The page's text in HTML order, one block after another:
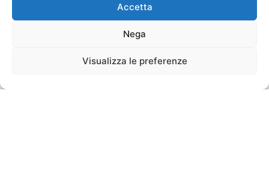
Accetta
Nega
Visualizza le preferenze